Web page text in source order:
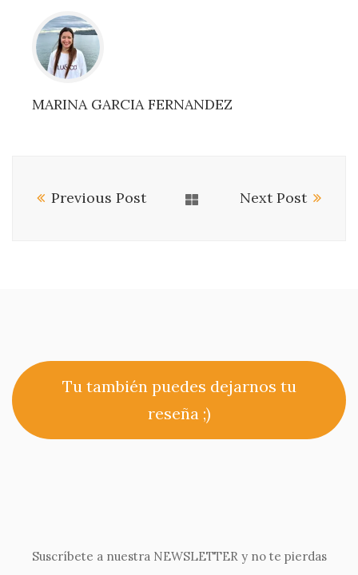
MARINA GARCIA FERNANDEZ
Previous Post Next Post
Tu también puedes dejarnos tu
reseña ;)
Suscríbete a nuestra NEWSLETTER y no te pierdas